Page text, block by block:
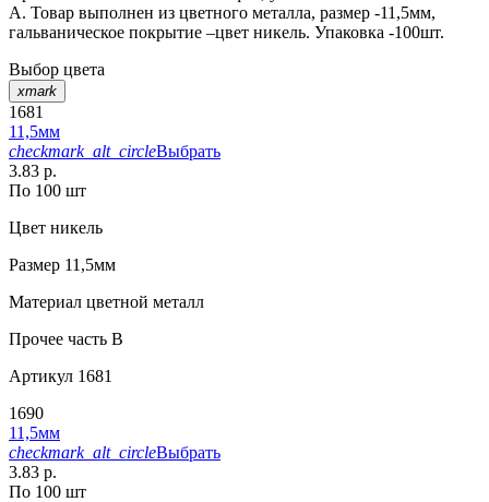
А. Товар выполнен из цветного металла, размер -11,5мм,
гальваническое покрытие –цвет никель. Упаковка -100шт.
Выбор цвета
xmark
1681
11,5мм
checkmark_alt_circleВыбрать
3.83 р.
По 100 шт
Цвет никель
Размер 11,5мм
Материал цветной металл
Прочее часть В
Артикул 1681
1690
11,5мм
checkmark_alt_circleВыбрать
3.83 р.
По 100 шт